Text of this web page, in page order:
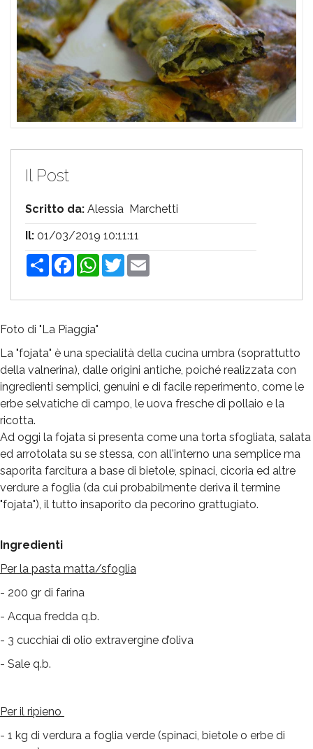
Il Post
Scritto da: Alessia Marchetti
Il: 01/03/2019 10:11:11
ShareFacebookWhatsApp
Twitter
Foto di "La Piaggia"
La "fojata" è una specialità della cucina umbra (soprattutto
della valnerina), dalle origini antiche, poiché realizzata con
ingredienti semplici, genuini e di facile reperimento, come le
erbe selvatiche di campo, le uova fresche di pollaio e la
ricotta.
Ad oggi la fojata si presenta come una torta sfogliata, salata
ed arrotolata su se stessa, con all'interno una semplice ma
saporita farcitura a base di bietole, spinaci, cicoria ed altre
verdure a foglia (da cui probabilmente deriva il termine
"fojata"), il tutto insaporito da pecorino grattugiato.
Ingredienti
Per la pasta matta/sfoglia
- 200 gr di farina
- Acqua fredda q.b.
- 3 cucchiai di olio extravergine d’oliva
- Sale q.b.
Per il ripieno
- 1 kg di verdura a foglia verde (spinaci, bietole o erbe di